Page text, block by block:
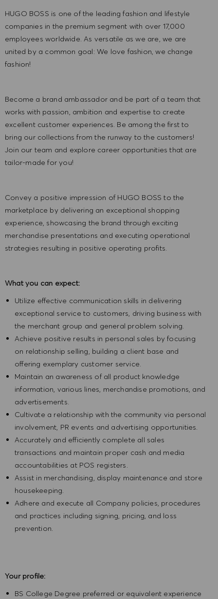
HUGO BOSS is one of the leading fashion and lifestyle
companies in the premium segment with over 17,000
employees worldwide. As versatile as we are, we are
united by a common goal: We love fashion, we change
fashion!
Become a brand ambassador and be part of a team that
works with passion, ambition and expertise to create
excellent customer experiences. Be among the first to
bring our collections from the runway to the customers!
Join our team and explore career opportunities that are
tailor-made for you!
Convey a positive impression of HUGO BOSS to the
marketplace by delivering an exceptional shopping
experience, showcasing the brand through exciting
merchandise presentations and executing operational
strategies resulting in positive operating profits.
What you can expect:
Utilize effective communication skills in delivering
exceptional service to customers, driving business with
the merchant group and general problem solving.
Achieve positive results in personal sales by focusing
on relationship selling, building a client base and
offering exemplary customer service.
Maintain an awareness of all product knowledge
information, various lines, merchandise promotions, and
advertisements.
Cultivate a relationship with the community via personal
involvement, PR events and advertising opportunities.
Accurately and efficiently complete all sales
transactions and maintain proper cash and media
accountabilities at POS registers.
Assist in merchandising, display maintenance and store
housekeeping.
Adhere and execute all Company policies, procedures
and practices including signing, pricing, and loss
prevention.
Your profile:
BS College Degree preferred or equivalent experience